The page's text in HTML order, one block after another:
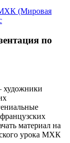
(Мировая
по
художники
материал на
урока МХК